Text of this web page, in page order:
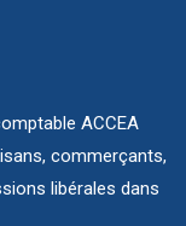
ACCEA
commerçants,
libérales dans